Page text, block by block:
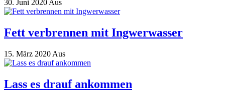
30. Juni 2020 Aus
Fett verbrennen mit Ingwerwasser
15. März 2020 Aus
Lass es drauf ankommen